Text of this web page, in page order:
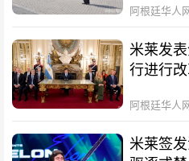
阿根廷华人
米莱发
行进行
阿根廷华人
米莱签